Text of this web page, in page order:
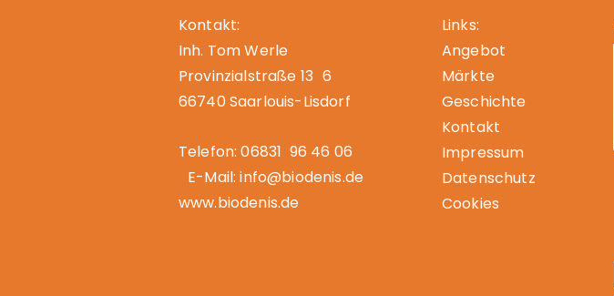
Kontakt:
Inh. Tom Werle
Provinzialstraße 13 6
66740 Saarlouis-Lisdorf
Telefon: 06831 96 46 06
E-Mail: info@biodenis.de
www.biodenis.de
Links:
Angebot
Märkte
Geschichte
Kontakt
Impressum
Datenschutz
Cookies